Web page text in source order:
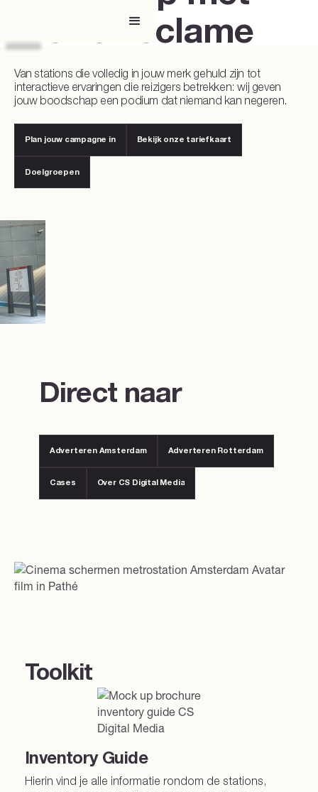
metro-reclame
Van stations die volledig in jouw merk gehuld zijn tot
interactieve ervaringen die reizigers betrekken: wij geven
jouw boodschap een podium dat niemand kan negeren.
Plan jouw campagne in
Plan jouw campagne in
Bekijk onze tariefkaart
Doelgroepen
Direct naar
Adverteren Amsterdam
Adverteren Amsterdam
Adverteren Rotterdam
Adverteren Rotterdam
Cases Over CS Digital Media
Toolkit
Inventory Guide
Hierin vind je alle informatie rondom de stations,